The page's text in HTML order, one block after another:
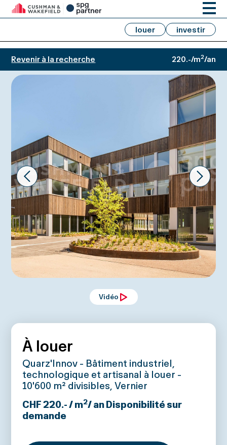
louer investir
Revenir à la recherche 220.-/m2/an
Prev Next
Vidéo
À louer
Quarz'Innov - Bâtiment industriel,
technologique et artisanal à louer -
10'600 m² divisibles, Vernier
CHF 220.- / m2/ anDisponibilité sur
demande